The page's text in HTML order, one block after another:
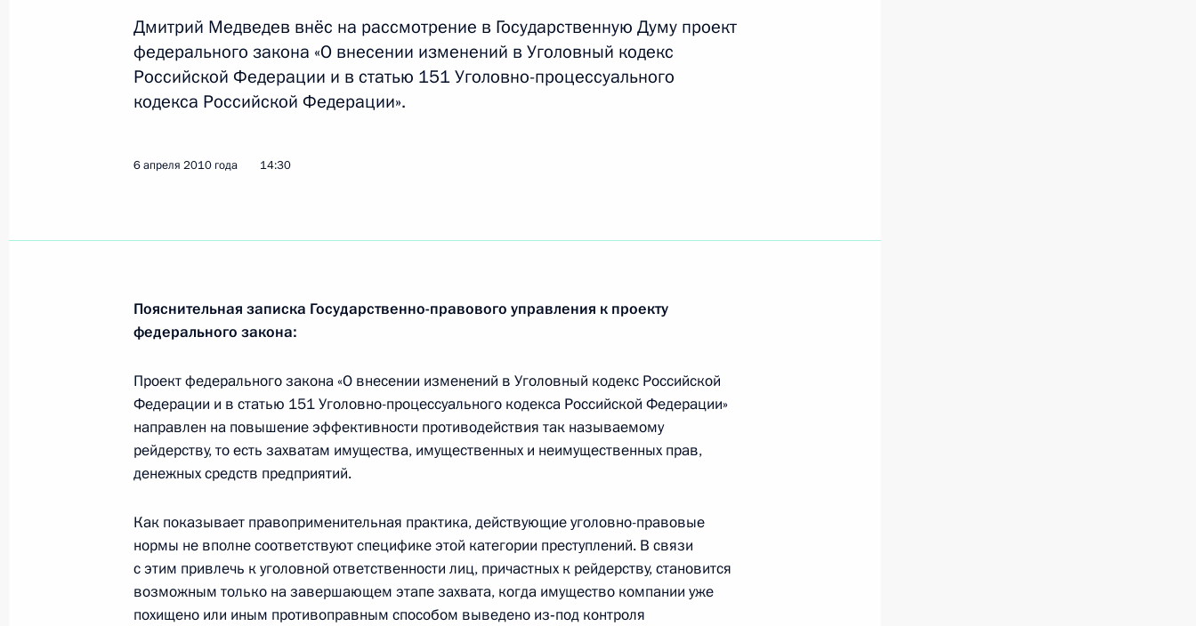
Дмитрий Медведев поручил усилить охрану в дипломатических
представительствах России в Киргизии
8 апреля 2010 года, 13:30
Переговоры с Президентом США Бараком Обамой
Добрынина
8 апреля 2010 года, 11:15
Дмитрий Медведев направил приветствие участникам и гостям
международной конференции «Победа над фашизмом
в 1945 году: её значение для народов СНГ и мира»
7 апреля 2010 года, среда
Дмитрий Медведев прибыл в Чехию
Дмитрий Медведев внёс на рассмотрение в Государственную Думу проект
федерального закона «О внесении изменений в Уголовный кодекс
Российской Федерации и в статью 151 Уголовно-процессуального
кодекса Российской Федерации».
6 апреля 2010 года 14:30
Пояснительная записка Государственно-правового управления к проекту
федерального закона:
Проект федерального закона «О внесении изменений в Уголовный кодекс Российской
Федерации и в статью 151 Уголовно-процессуального кодекса Российской Федерации»
направлен на повышение эффективности противодействия так называемому
рейдерству, то есть захватам имущества, имущественных и неимущественных прав,
денежных средств предприятий.
Как показывает правоприменительная практика, действующие уголовно-правовые
нормы не вполне соответствуют специфике этой категории преступлений. В связи
с этим привлечь к уголовной ответственности лиц, причастных к рейдерству, становится
возможным только на завершающем этапе захвата, когда имущество компании уже
похищено или иным противоправным способом выведено из‑под контроля